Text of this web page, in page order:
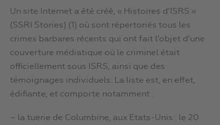
Un site Internet a été créé, « Histoires d’ISRS »
(SSRI Stories) (1) où sont répertoriés tous les
crimes barbares récents qui ont fait l’objet d’une
couverture médiatique où le criminel était
officiellement sous ISRS, ainsi que des
témoignages individuels. La liste est, en effet,
édifiante, et comporte notamment :
– la tuerie de Columbine, aux Etats-Unis : le 20